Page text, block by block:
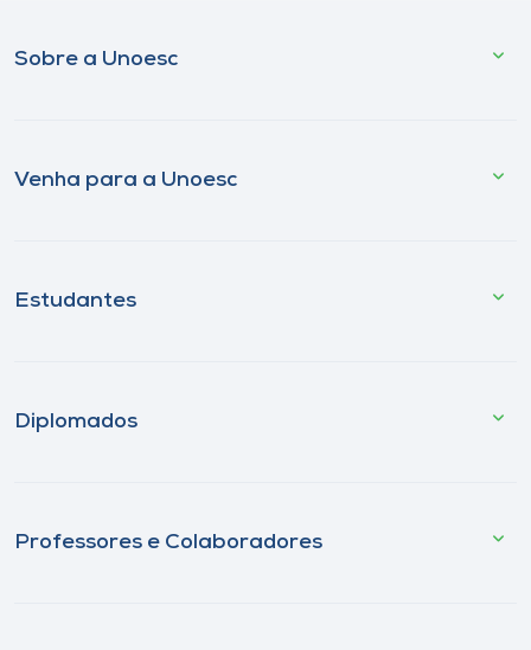
Sobre a Unoesc
Venha para a Unoesc
Estudantes
Diplomados
Professores e Colaboradores